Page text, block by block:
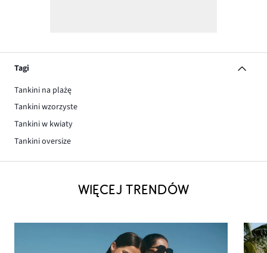
Tagi
Tankini na plażę
Tankini wzorzyste
Tankini w kwiaty
Tankini oversize
WIĘCEJ TRENDÓW